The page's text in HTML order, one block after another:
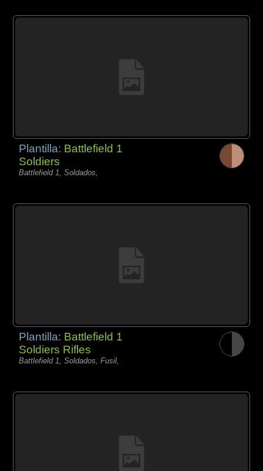
Plantilla: Battlefield 1
Soldiers
Battlefield 1, Soldados,
Plantilla: Battlefield 1
Soldiers Rifles
Battlefield 1, Soldados, Fusil,